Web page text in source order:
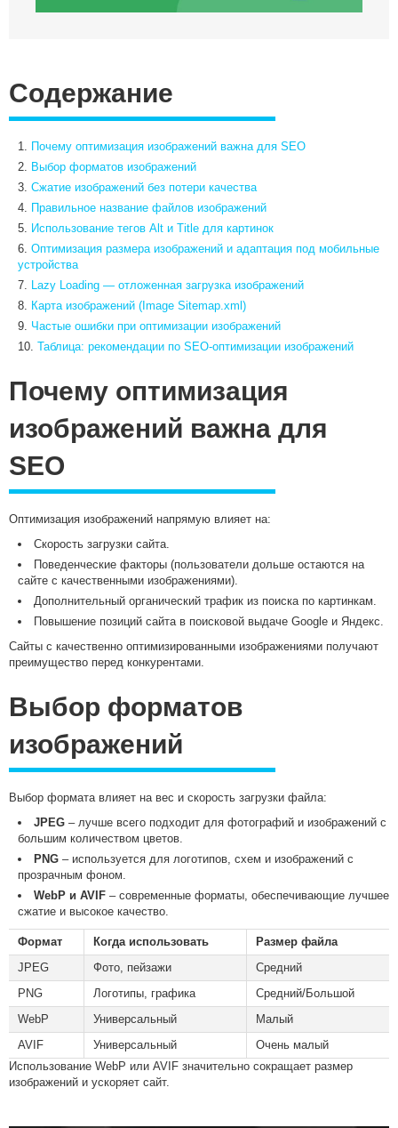
SMM продвижение
SMM Телеграм
Разработка Landing Pages
Programmatic реклама
SERM — Управление репутацией в интернете
Продвижение на ПромоСтраницах Яндекс
Брендформанс-маркетинг
OLV‑реклама
DOOH‑реклама
Содержание
Почему оптимизация изображений важна для SEO
Выбор форматов изображений
Сжатие изображений без потери качества
Правильное название файлов изображений
Использование тегов Alt и Title для картинок
Оптимизация размера изображений и адаптация под мобильные
устройства
Lazy Loading — отложенная загрузка изображений
Карта изображений (Image Sitemap.xml)
Частые ошибки при оптимизации изображений
Таблица: рекомендации по SEO-оптимизации изображений
Почему оптимизация
изображений важна для
SEO
Оптимизация изображений напрямую влияет на:
Скорость загрузки сайта.
Поведенческие факторы (пользователи дольше остаются на
сайте с качественными изображениями).
Дополнительный органический трафик из поиска по картинкам.
Повышение позиций сайта в поисковой выдаче Google и Яндекс.
Сайты с качественно оптимизированными изображениями получают
преимущество перед конкурентами.
Выбор форматов
изображений
Выбор формата влияет на вес и скорость загрузки файла:
JPEG – лучше всего подходит для фотографий и изображений с
большим количеством цветов.
PNG – используется для логотипов, схем и изображений с
прозрачным фоном.
WebP и AVIF – современные форматы, обеспечивающие лучшее
сжатие и высокое качество.
Формат Когда использовать
Размер файла
JPEG
Фото, пейзажи
Средний
PNG
Логотипы, графика
Средний/Большой
WebP
Универсальный
Малый
AVIF
Универсальный
Очень малый
Использование WebP или AVIF значительно сокращает размер
изображений и ускоряет сайт.